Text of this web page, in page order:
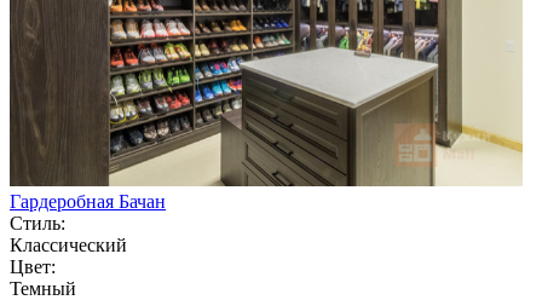
Гардеробная Бачан
Стиль:
Классический
Цвет:
Темный